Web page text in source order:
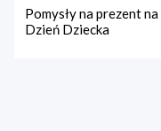
Pomysły na prezent na
Dzień Dziecka